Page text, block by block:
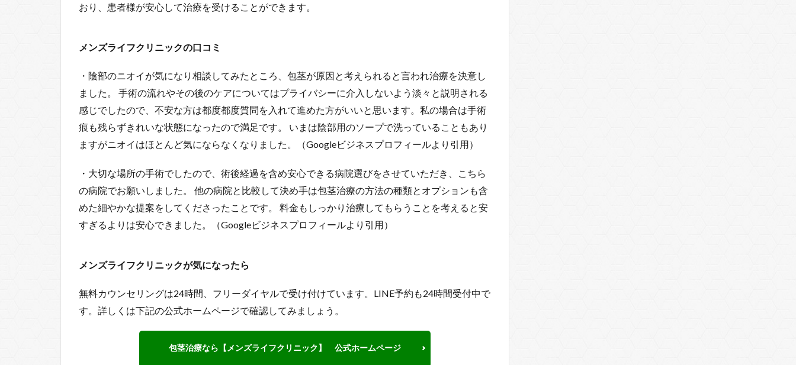
おり、患者様が安心して治療を受けることができます。
メンズライフクリニックの口コミ
・陰部のニオイが気になり相談してみたところ、包茎が原因と考えられると言われ治療を決意し
ました。 手術の流れやその後のケアについてはプライバシーに介入しないよう淡々と説明される
感じでしたので、不安な方は都度都度質問を入れて進めた方がいいと思います。私の場合は手術
痕も残らずきれいな状態になったので満足です。 いまは陰部用のソープで洗っていることもあり
ますがニオイはほとんど気にならなくなりました。（Googleビジネスプロフィールより引用）
・大切な場所の手術でしたので、術後経過を含め安心できる病院選びをさせていただき、こちら
の病院でお願いしました。 他の病院と比較して決め手は包茎治療の方法の種類とオプションも含
めた細やかな提案をしてくださったことです。 料金もしっかり治療してもらうことを考えると安
すぎるよりは安心できました。（Googleビジネスプロフィールより引用）
メンズライフクリニックが気になったら
無料カウンセリングは24時間、フリーダイヤルで受け付けています。LINE予約も24時間受付中で
す。詳しくは下記の公式ホームページで確認してみましょう。
包茎治療なら【メンズライフクリニック】 公式ホームページ